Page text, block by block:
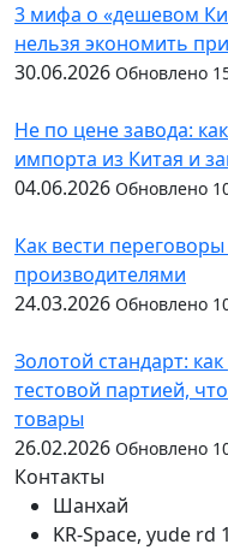
3 мифа о «дешевом
нельзя экономить
30.06.2026 Обновлено
Не по цене завода:
импорта из Китая и
04.06.2026 Обновлено
Как вести
производителями
24.03.2026 Обновлено
Золотой стандарт:
тестовой партией,
товары
26.02.2026 Обновлено
Контакты
Шанхай
KR-Space, yude rd